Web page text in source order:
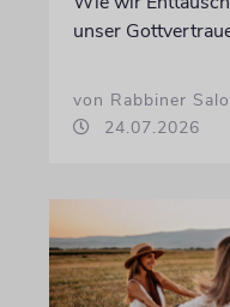
unser
von Rabbiner
24.07.2026